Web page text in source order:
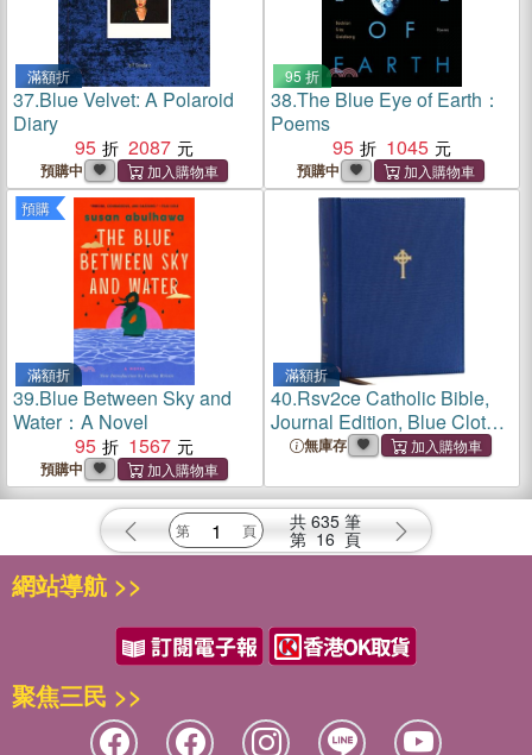
滿額折
37.Blue Velvet: A Polaroid
Diary
95
2087
預購中
95 折
38.The Blue Eye of Earth：
Poems
95
1045
預購中
預購
滿額折
39.Blue Between Sky and
Water：A Novel
95
1567
預購中
滿額折
40.Rsv2ce Catholic Bible,
Journal Edition, Blue Cloth
Over Board, Comfort Print
無庫存
共 635 筆
第 16 頁
網站導航 >>
聚焦三民 >>